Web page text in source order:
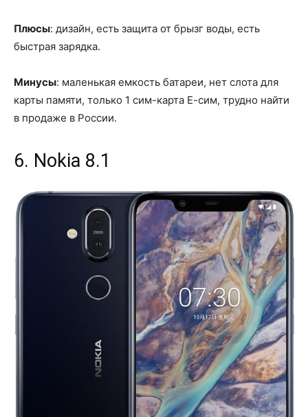
Плюсы: дизайн, есть защита от брызг воды, есть
быстрая зарядка.
Минусы: маленькая емкость батареи, нет слота для
карты памяти, только 1 сим-карта Е-сим, трудно найти
в продаже в России.
6. Nokia 8.1